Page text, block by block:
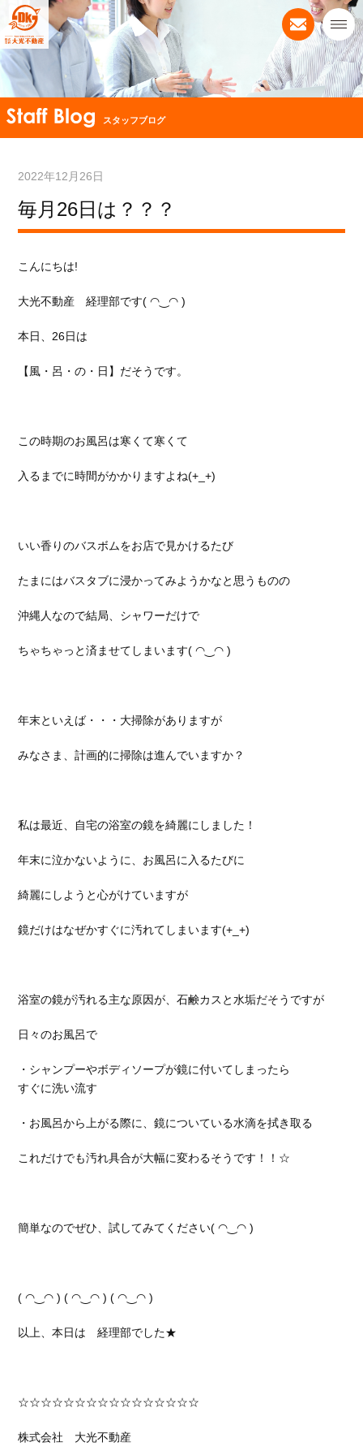
スタッフブログ
2022年12月26日
毎月26日は？？？
こんにちは!
大光不動産 経理部です( ◠‿◠ )
本日、26日は
【風・呂・の・日】だそうです。
この時期のお風呂は寒くて寒くて
入るまでに時間がかかりますよね(+_+)
いい香りのバスボムをお店で見かけるたび
たまにはバスタブに浸かってみようかなと思うものの
沖縄人なので結局、シャワーだけで
ちゃちゃっと済ませてしまいます( ◠‿◠ )
年末といえば・・・大掃除がありますが
みなさま、計画的に掃除は進んでいますか？
私は最近、自宅の浴室の鏡を綺麗にしました！
年末に泣かないように、お風呂に入るたびに
綺麗にしようと心がけていますが
鏡だけはなぜかすぐに汚れてしまいます(+_+)
浴室の鏡が汚れる主な原因が、石鹸カスと水垢だそうですが
日々のお風呂で
・シャンプーやボディソープが鏡に付いてしまったら
すぐに洗い流す
・お風呂から上がる際に、鏡についている水滴を拭き取る
これだけでも汚れ具合が大幅に変わるそうです！！☆
簡単なのでぜひ、試してみてください( ◠‿◠ )
( ◠‿◠ ) ( ◠‿◠ ) ( ◠‿◠ )
以上、本日は 経理部でした★
☆☆☆☆☆☆☆☆☆☆☆☆☆☆☆☆
株式会社 大光不動産